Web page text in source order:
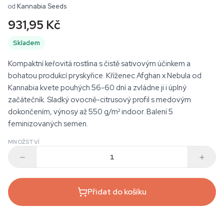
od Kannabia Seeds
931,95 Kč
Skladem
Kompaktní keřovitá rostlina s čistě sativovým účinkem a
bohatou produkcí pryskyřice. Kříženec Afghan x Nebula od
Kannabia kvete pouhých 56-60 dní a zvládne ji i úplný
začátečník. Sladký ovocně-citrusový profil s medovým
dokončením, výnosy až 550 g/m² indoor. Balení 5
feminizovaných semen.
MNOŽSTVÍ
Přidat do košíku